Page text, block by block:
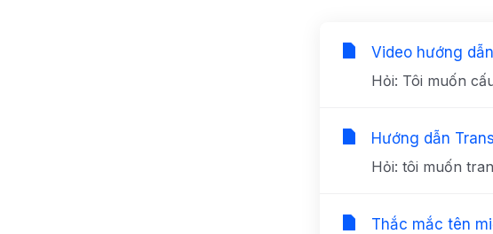
Video hướng
Hỏi: Tôi muốn
Hướng dẫn
Hỏi: tôi muốn
Thắc mắc tên